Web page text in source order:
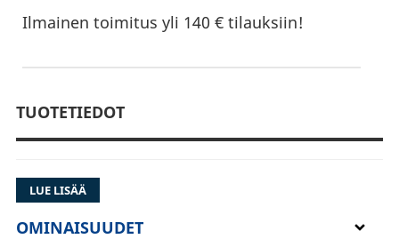
Ilmainen toimitus yli 140 € tilauksiin!
TUOTETIEDOT
LUE LISÄÄ
OMINAISUUDET